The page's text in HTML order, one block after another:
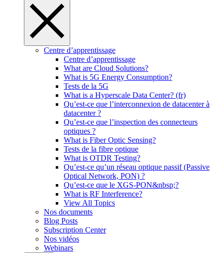
Centre d’apprentissage
Centre d’apprentissage
What are Cloud Solutions?
What is 5G Energy Consumption?
Tests de la 5G
What is a Hyperscale Data Center? (fr)
Qu’est-ce que l’interconnexion de datacenter à
datacenter ?
Qu’est-ce que l’inspection des connecteurs
optiques ?
What is Fiber Optic Sensing?
Tests de la fibre optique
What is OTDR Testing?
Qu’est-ce qu’un réseau optique passif (Passive
Optical Network, PON) ?
Qu’est-ce que le XGS-PON&nbsp;?
What is RF Interference?
View All Topics
Nos documents
Blog Posts
Subscription Center
Nos vidéos
Webinars